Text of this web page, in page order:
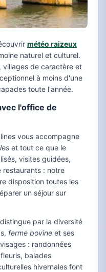
météo raizeux
naturel et culturel.
villages de caractère et
à moins d'une
toute l'année.
l'office de
vous accompagne
et tout ce que le
visites guidées,
restaurants : notre
disposition toutes les
un séjour sur
par la diversité
ferme bovine et ses
: randonnées
balades
hivernales font